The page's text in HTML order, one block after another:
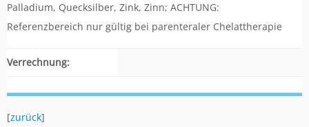
Palladium, Quecksilber, Zink, Zinn; ACHTUNG:
Referenzbereich nur gültig bei parenteraler Chelattherapie
Verrechnung:
[zurück]